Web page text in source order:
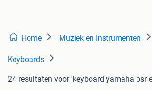
Home Muziek en Instrumenten
Keyboards
24 resultaten voor 'keyboard yamaha psr